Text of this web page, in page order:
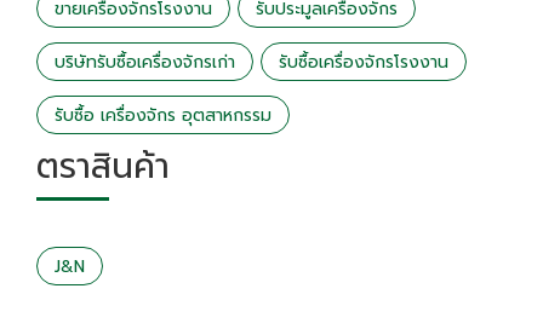
ขายเครื่องจักรโรงงาน รับประมูลเครื่องจักร
บริษัทรับซื้อเครื่องจักรเก่า รับซื้อเครื่องจักรโรงงาน
รับซื้อ เครื่องจักร อุตสาหกรรม
ตราสินค้า
J&N